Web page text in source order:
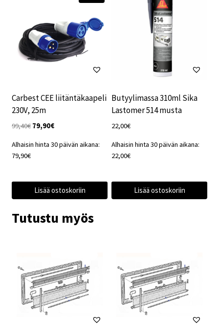
Carbest CEE liitäntäkaapeli
230V, 25m
99,40€ Alkuperäinen
oli:
79,90€Nykyinen
on:
Alhaisin hinta 30 päivän aikana:
79,90€
Lisää ostoskoriin
Butyylimassa 310ml Sika
Lastomer 514 musta
22,00€
Alhaisin hinta 30 päivän aikana:
22,00€
Lisää ostoskoriin
Tutustu myös